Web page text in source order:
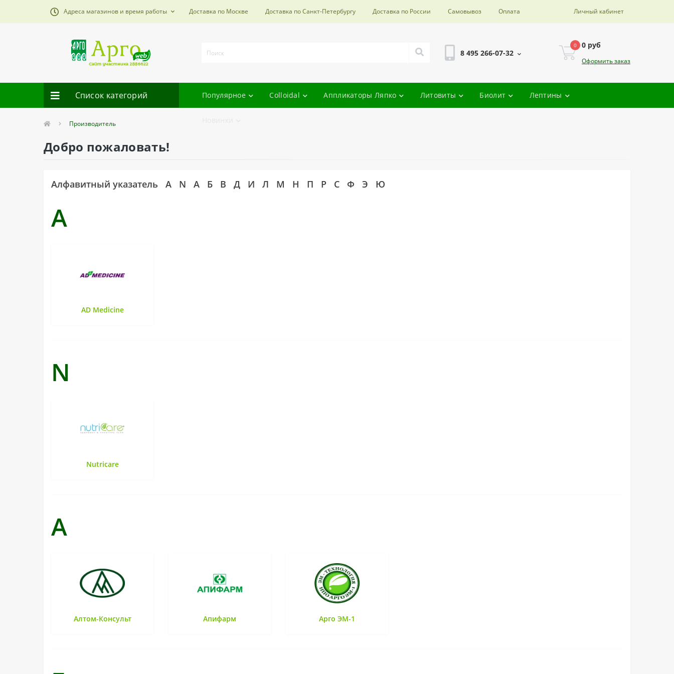
Адреса магазинов и время работы Доставка по Москве Доставка по Санкт-Петербургу Доставка по России Самовывоз Оплата Личный кабинет
8 495 266-07-32
0 0 руб
Оформить заказ
Список категорий Популярное Colloidal Аппликаторы Ляпко Литовиты Биолит Лептины
Производитель
Добро пожаловать!
Алфавитный указатель A N А Б В Д И Л М Н П Р С Ф Э Ю
A
AD Medicine
N
Nutricare
А
Алтом-Консульт Апифарм Арго ЭМ-1